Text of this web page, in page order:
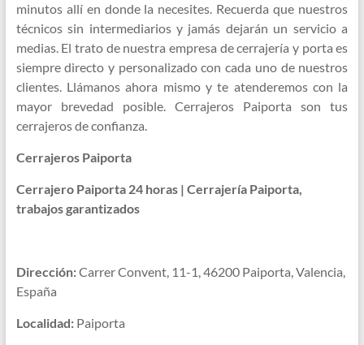
minutos allí en donde la necesites. Recuerda que nuestros
técnicos sin intermediarios y jamás dejarán un servicio a
medias. El trato de nuestra empresa de cerrajería y porta es
siempre directo y personalizado con cada uno de nuestros
clientes. Llámanos ahora mismo y te atenderemos con la
mayor brevedad posible. Cerrajeros Paiporta son tus
cerrajeros de confianza.
Cerrajeros Paiporta
Cerrajero Paiporta 24 horas | Cerrajería Paiporta,
trabajos garantizados
Dirección:Carrer Convent, 11-1, 46200 Paiporta, Valencia,
España
Localidad:Paiporta